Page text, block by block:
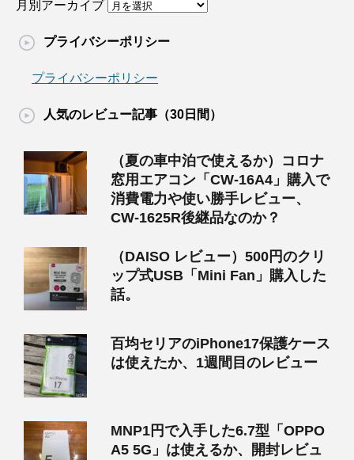
月別アーカイブ
プライバシーポリシー
プライバシーポリシー
人気のレビュー記事（30日間）
（夏の車中泊で使えるか）コロナ
窓用エアコン「CW-16A4」購入で
消費電力や使い勝手レビュー、
CW-1625R後継品なのか？
（DAISO レビュー）500円のクリ
ップ式USB「Mini Fan」購入した
話。
百均セリアのiPhone17保護ケース
は使えたか、1週間目のレビュー
MNP1円で入手した6.7型「OPPO
A5 5G」は使えるか、開封レビュ